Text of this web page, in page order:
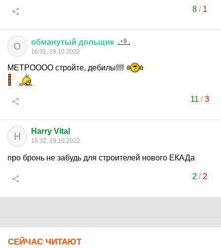
8/ 1
О обманутый дольщик
16:31, 19.10.2022
МЕТРОООО стройте, дебилы!!!!
11 /3
H Harry Vital
16:32, 19.10.2022
про бронь не забудь для строителей нового ЕКАДа
2 / 2
СЕЙЧАС ЧИТАЮТ